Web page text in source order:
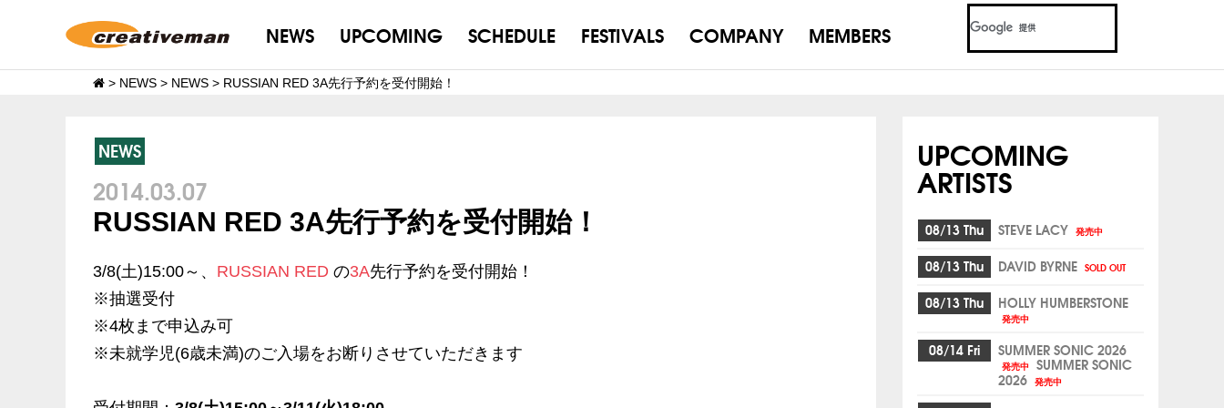
NEWS UPCOMING SCHEDULE FESTIVALS COMPANY MEMBERS
> NEWS > NEWS > RUSSIAN RED 3A先行予約を受付開始！
NEWS
2014.03.07
RUSSIAN RED 3A先行予約を受付開始！
3/8(土)15:00～、 RUSSIAN RED の3A先行予約を受付開始！
※抽選受付
※4枚まで申込み可
※未就学児(6歳未満)のご入場をお断りさせていただきます
UPCOMING
ARTISTS
08/13 Thu STEVE LACY 発売中
08/13 Thu DAVID BYRNE SOLD OUT
08/13 Thu HOLLY HUMBERSTONE
発売中
08/14 Fri SUMMER SONIC 2026
発売中 SUMMER SONIC
2026 発売中